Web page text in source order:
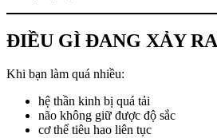
ĐIỀU GÌ ĐANG XẢY
Khi bạn làm quá nhiều:
hệ thần kinh bị quá tải
não không giữ được độ sắc
cơ thể tiêu hao liên tục